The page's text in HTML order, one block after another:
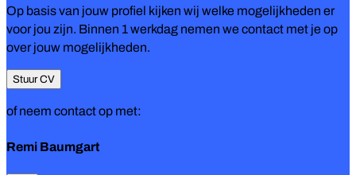
Op basis van jouw profiel kijken wij welke mogelijkheden er
voor jou zijn. Binnen 1 werkdag nemen we contact met je op
over jouw mogelijkheden.
Stuur CV
of neem contact op met:
Remi Baumgart